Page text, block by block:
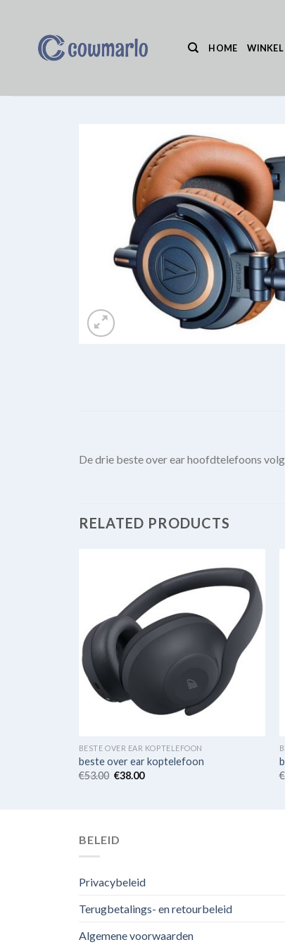
HOME WINKEL
De drie beste over ear hoofdtelefoons
RELATED PRODUCTS
BESTE OVER EAR KOPTELEFOON
beste over ear koptelefoon
€53.00 €38.00
€
BELEID
Privacybeleid
Terugbetalings- en retourbeleid
Algemene voorwaarden